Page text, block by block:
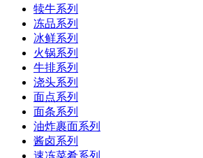
犊牛系列
冻品系列
冰鲜系列
火锅系列
牛排系列
浇头系列
面点系列
面条系列
油炸裹面系列
酱卤系列
速冻菜肴系列